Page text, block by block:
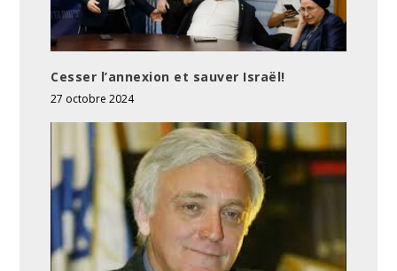
Cesser l’annexion et sauver Israël!
27 octobre 2024